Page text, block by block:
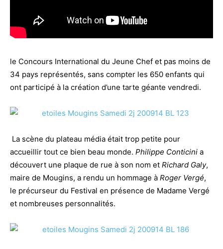
le Concours International du Jeune Chef et pas moins de
34 pays représentés, sans compter les 650 enfants qui
ont participé à la création d’une tarte géante vendredi.
La scène du plateau média était trop petite pour
accueillir tout ce bien beau monde. Philippe Conticini a
découvert une plaque de rue à son nom et Richard Galy,
maire de Mougins, a rendu un hommage à Roger Vergé,
le précurseur du Festival en présence de Madame Vergé
et nombreuses personnalités.